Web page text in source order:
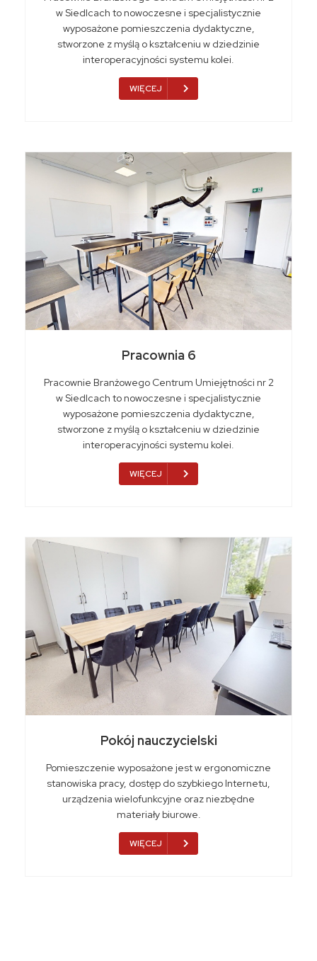
w Siedlcach to nowoczesne i specjalistycznie
wyposażone pomieszczenia dydaktyczne,
stworzone z myślą o kształceniu w dziedzinie
interoperacyjności systemu kolei.
WIĘCEJ
Pracownia 6
Pracownie Branżowego Centrum Umiejętności nr 2
w Siedlcach to nowoczesne i specjalistycznie
wyposażone pomieszczenia dydaktyczne,
stworzone z myślą o kształceniu w dziedzinie
interoperacyjności systemu kolei.
WIĘCEJ
Pokój nauczycielski
Pomieszczenie wyposażone jest w ergonomiczne
stanowiska pracy, dostęp do szybkiego Internetu,
urządzenia wielofunkcyjne oraz niezbędne
materiały biurowe.
WIĘCEJ